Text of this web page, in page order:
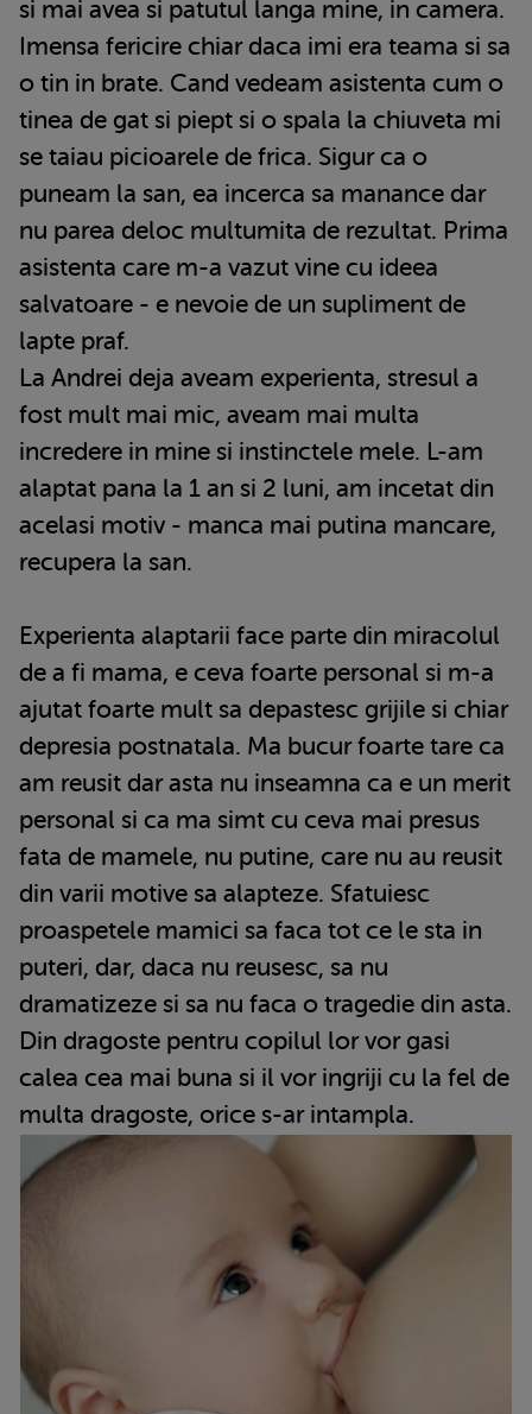
si mai avea si patutul langa mine, in camera.
Imensa fericire chiar daca imi era teama si sa
o tin in brate. Cand vedeam asistenta cum o
tinea de gat si piept si o spala la chiuveta mi
se taiau picioarele de frica. Sigur ca o
puneam la san, ea incerca sa manance dar
nu parea deloc multumita de rezultat. Prima
asistenta care m-a vazut vine cu ideea
salvatoare - e nevoie de un supliment de
lapte praf.
La Andrei deja aveam experienta, stresul a
fost mult mai mic, aveam mai multa
incredere in mine si instinctele mele. L-am
alaptat pana la 1 an si 2 luni, am incetat din
acelasi motiv - manca mai putina mancare,
recupera la san.
Experienta alaptarii face parte din miracolul
de a fi mama, e ceva foarte personal si m-a
ajutat foarte mult sa depastesc grijile si chiar
depresia postnatala. Ma bucur foarte tare ca
am reusit dar asta nu inseamna ca e un merit
personal si ca ma simt cu ceva mai presus
fata de mamele, nu putine, care nu au reusit
din varii motive sa alapteze. Sfatuiesc
proaspetele mamici sa faca tot ce le sta in
puteri, dar, daca nu reusesc, sa nu
dramatizeze si sa nu faca o tragedie din asta.
Din dragoste pentru copilul lor vor gasi
calea cea mai buna si il vor ingriji cu la fel de
multa dragoste, orice s-ar intampla.